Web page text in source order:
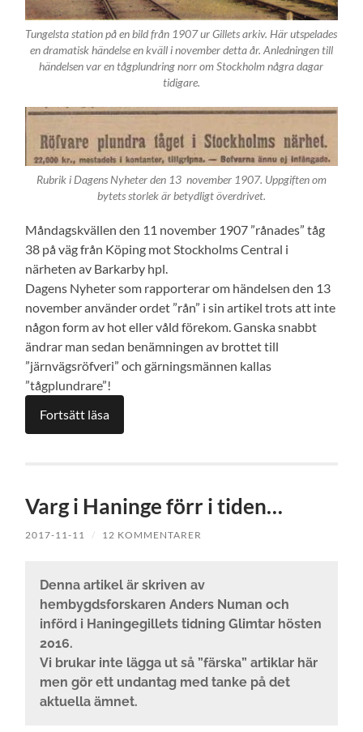
Tungelsta station på en bild från 1907 ur Gillets arkiv. Här utspelades
en dramatisk händelse en kväll i november detta år. Anledningen till
händelsen var en tågplundring norr om Stockholm några dagar
tidigare.
Rubrik i Dagens Nyheter den 13 november 1907. Uppgiften om
bytets storlek är betydligt överdrivet.
Måndagskvällen den 11 november 1907 ”rånades” tåg
38 på väg från Köping mot Stockholms Central i
närheten av Barkarby hpl.
Dagens Nyheter som rapporterar om händelsen den 13
november använder ordet ”rån” i sin artikel trots att inte
någon form av hot eller våld förekom. Ganska snabbt
ändrar man sedan benämningen av brottet till
”järnvägsröfveri” och gärningsmännen kallas
”tågplundrare”!
Fortsätt läsa
Varg i Haninge förr i tiden…
2017-11-11 / 12 KOMMENTARER
Denna artikel är skriven av
hembygdsforskaren Anders Numan och
införd i Haningegillets tidning Glimtar hösten
2016.
Vi brukar inte lägga ut så ”färska” artiklar här
men gör ett undantag med tanke på det
aktuella ämnet.